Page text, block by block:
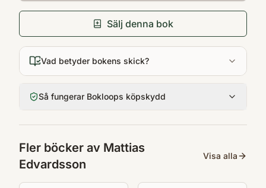
Sälj denna bok
Vad betyder bokens skick?
Så fungerar Bokloops köpskydd
Fler böcker av Mattias
Edvardsson
Visa alla